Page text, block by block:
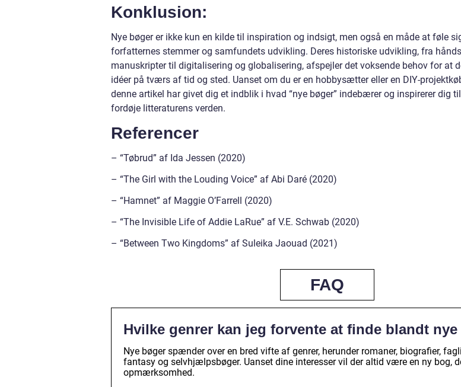
Konklusion:
Nye bøger er ikke kun en kilde til inspiration og indsigt, men også en måde at føle
forfatternes stemmer og samfundets udvikling. Deres historiske udvikling, fra
manuskripter til digitalisering og globalisering, afspejler det voksende behov for at
idéer på tværs af tid og sted. Uanset om du er en hobbysætter eller en DIY-
denne artikel har givet dig et indblik i hvad “nye bøger” indebærer og inspirerer dig
fordøje litteraturens verden.
Referencer
– “Tøbrud” af Ida Jessen (2020)
– “The Girl with the Louding Voice” af Abi Daré (2020)
– “Hamnet” af Maggie O’Farrell (2020)
– “The Invisible Life of Addie LaRue” af V.E. Schwab (2020)
– “Between Two Kingdoms” af Suleika Jaouad (2021)
FAQ
Hvilke genrer kan jeg forvente at finde blandt
Nye bøger spænder over en bred vifte af genrer, herunder romaner, biografier,
fantasy og selvhjælpsbøger. Uanset dine interesser vil der altid være en ny bog,
opmærksomhed.